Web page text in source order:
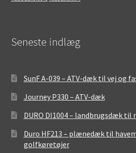
Seneste indlæg
SunF A-039 – ATV-dæk til vej og
Journey P330 – ATV-dæk
DURO DI1004 – landbrugsdæk til
Duro HF213 – plænedæk til
golfkøretøjer